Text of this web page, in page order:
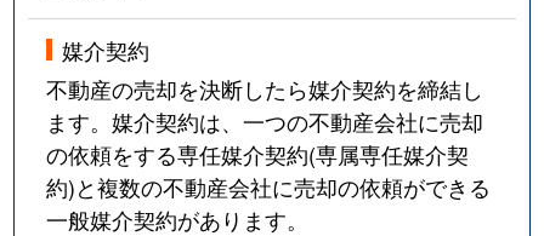
媒介契約
不動産の売却を決断したら媒介契約を締結し
ます。媒介契約は、一つの不動産会社に売却
の依頼をする専任媒介契約(専属専任媒介契
約)と複数の不動産会社に売却の依頼ができる
一般媒介契約があります。